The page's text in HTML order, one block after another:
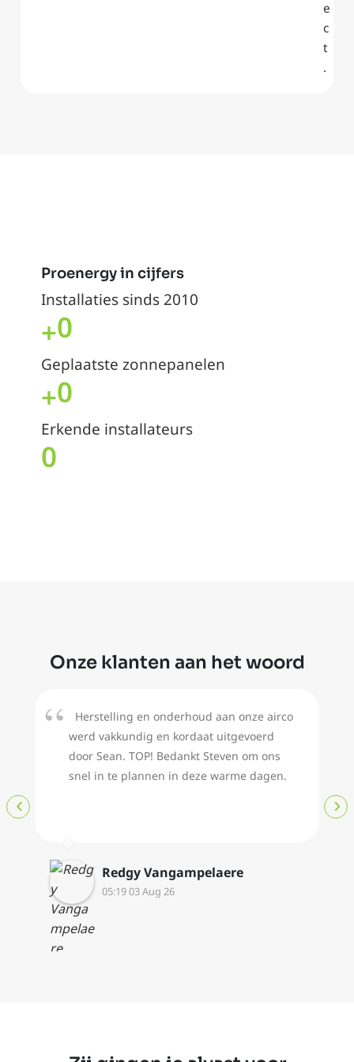
e
c
t
.
Proenergy in cijfers
Installaties sinds 2010
+0
Geplaatste zonnepanelen
+0
Erkende installateurs
0
Onze klanten aan het woord
Herstelling en onderhoud aan onze airco
werd vakkundig en kordaat uitgevoerd
door Sean. TOP! Bedankt Steven om ons
snel in te plannen in deze warme dagen.
Redgy Vangampelaere
05:19 03 Aug 26
‹ ›